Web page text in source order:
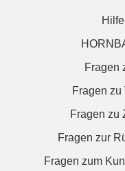
Fragen
Fragen zu
Fragen zu
Fragen zur
Fragen zum